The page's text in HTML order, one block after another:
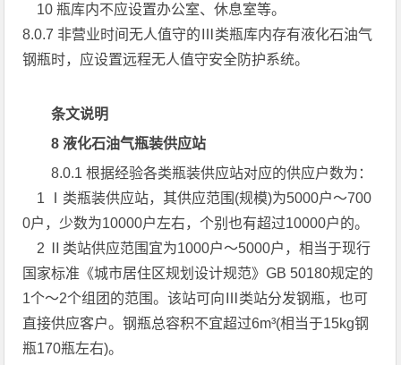
10 瓶库内不应设置办公室、休息室等。
8.0.7 非营业时间无人值守的Ⅲ类瓶库内存有液化石油气
钢瓶时，应设置远程无人值守安全防护系统。
条文说明
8 液化石油气瓶装供应站
8.0.1 根据经验各类瓶装供应站对应的供应户数为：
1 Ⅰ类瓶装供应站，其供应范围(规模)为5000户～700
0户，少数为10000户左右，个别也有超过10000户的。
2 Ⅱ类站供应范围宜为1000户～5000户，相当于现行
国家标准《城市居住区规划设计规范》GB 50180规定的
1个～2个组团的范围。该站可向Ⅲ类站分发钢瓶，也可
直接供应客户。钢瓶总容积不宜超过6m³(相当于15kg钢
瓶170瓶左右)。